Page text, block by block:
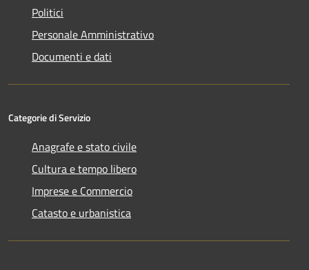
Politici
Personale Amministrativo
Documenti e dati
Categorie di Servizio
Anagrafe e stato civile
Cultura e tempo libero
Imprese e Commercio
Catasto e urbanistica